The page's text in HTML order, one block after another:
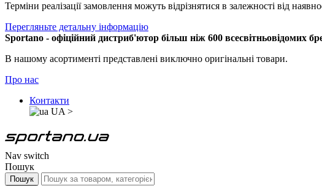
Терміни реалізації замовлення можуть відрізнятися в залежності від
Перегляньте детальну інформацію
Sportano - офіційний дистриб'ютор більш ніж 600 всесвітньовідомих
В нашому асортименті представлені виключно оригінальні товари.
Про нас
Контакти
UA >
Nav switch
Пошук
Пошук